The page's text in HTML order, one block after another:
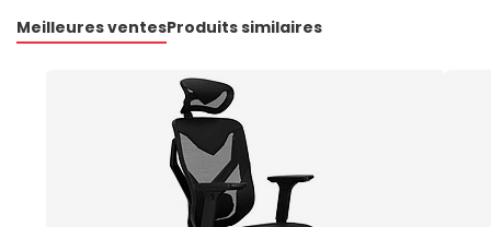
Meilleures ventesProduits similaires